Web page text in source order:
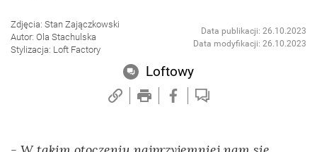
Zdjęcia: Stan Zajączkowski
Autor: Ola Stachulska
Stylizacja: Loft Factory
Data publikacji: 26.10.2023
Data modyfikacji: 26.10.2023
Loftowy